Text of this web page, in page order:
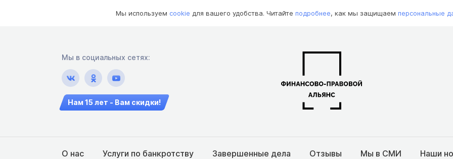
Мы используем cookie для вашего удобства. Читайте подробнее, как мы защищаем персональные
Мы в социальных сетях:
Нам 15 лет - Вам скидки!
О нас Услуги по банкротству Завершенные дела Отзывы Мы в СМИ Наши